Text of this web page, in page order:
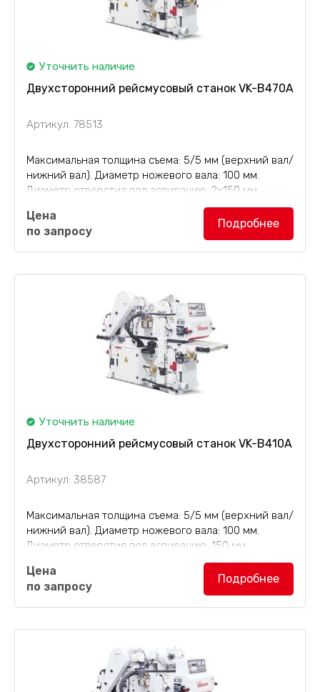
Уточнить наличие
Двухсторонний рейсмусовый станок VK-B470A
Артикул: 78513
Максимальная толщина съема: 5/5 мм (верхний вал/
нижний вал). Диаметр ножевого вала: 100 мм.
Диаметр отверстия под аспирацию: 2х150 мм.
Двухсторонний рейсмусовый станок VK-
B470A
(2-сторонний рейсмус) общей мощностью
15,57 кВт, масса 2300 кг,...
Цена
по запросу
Подробнее
Уточнить наличие
Двухсторонний рейсмусовый станок VK-B410A
Артикул: 38587
Максимальная толщина съема: 5/5 мм (верхний вал/
нижний вал). Диаметр ножевого вала: 100 мм.
Диаметр отверстия под аспирацию: 150 мм.
Двухсторонний рейсмусовый станок VK-B410A
(рейсмус) общей мощностью 15,57 кВт, масса 2100
кг, с...
Цена
по запросу
Подробнее